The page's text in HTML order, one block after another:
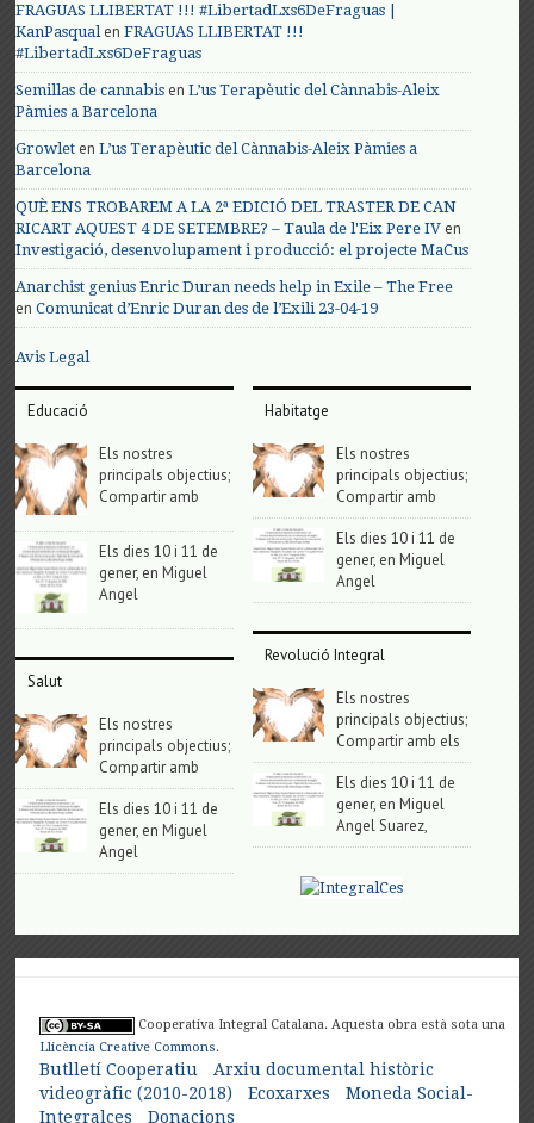
FRAGUAS LLIBERTAT !!! #LibertadLxs6DeFraguas |
KanPasqualenFRAGUAS LLIBERTAT !!!
#LibertadLxs6DeFraguas
Semillas de cannabis enL’us Terapèutic del Cànnabis-Aleix
Pàmies a Barcelona
Growlet enL’us Terapèutic del Cànnabis-Aleix Pàmies a
Barcelona
QUÈ ENS TROBAREM A LA 2ª EDICIÓ DEL TRASTER DE CAN
RICART AQUEST 4 DE SETEMBRE? – Taula de l'Eix Pere IV en
Investigació, desenvolupament i producció: el projecte MaCus
Anarchist genius Enric Duran needs help in Exile – The Free
enComunicat d’Enric Duran des de l’Exili 23-04-19
Avis Legal
Educació
Els nostres
principals objectius;
Compartir amb
Els dies 10 i 11 de
gener, en Miguel
Angel
Salut
Els nostres
principals objectius;
Compartir amb
Els dies 10 i 11 de
gener, en Miguel
Angel
Habitatge
Els nostres
principals objectius;
Compartir amb
Els dies 10 i 11 de
gener, en Miguel
Angel
Revolució Integral
Els nostres
principals objectius;
Compartir amb els
Els dies 10 i 11 de
gener, en Miguel
Angel Suarez,
Cooperativa Integral Catalana. Aquesta obra està sota una
Llicència Creative Commons.
Butlletí Cooperatiu
Arxiu documental històric
videogràfic (2010-2018)
Ecoxarxes
Moneda Social-
Integralces
Donacions